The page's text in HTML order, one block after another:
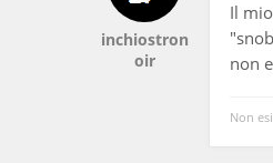
inchiostron
oir
Il
non
Non